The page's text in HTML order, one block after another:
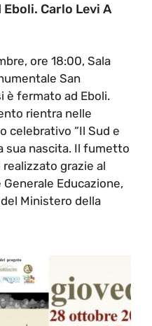
Carlo Levi A
ore 18:00, Sala
San
è fermato ad Eboli.
rientra nelle
celebrativo “Il Sud e
sua nascita. Il fumetto
grazie al
Educazione,
Ministero della